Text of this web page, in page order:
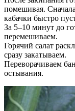
помешивая.
кабачки быстро
За 5–10 минут до
перемешиваем.
Горячий салат
сразу закатываем.
Переворачиваем
остывания.